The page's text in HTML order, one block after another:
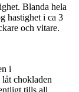
Blanda hela
hastighet i ca 3
och vitare.
i
chokladen
tills all